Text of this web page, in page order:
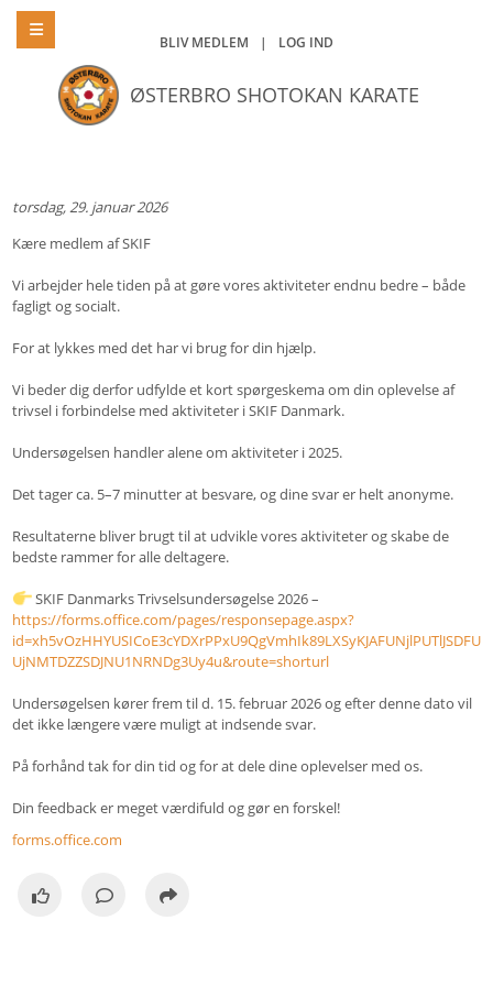
BLIV MEDLEM | LOG IND
ØSTERBRO SHOTOKAN KARATE
torsdag, 29. januar 2026
Kære medlem af SKIF
Vi arbejder hele tiden på at gøre vores aktiviteter endnu bedre – både
fagligt og socialt.
For at lykkes med det har vi brug for din hjælp.
Vi beder dig derfor udfylde et kort spørgeskema om din oplevelse af
trivsel i forbindelse med aktiviteter i SKIF Danmark.
Undersøgelsen handler alene om aktiviteter i 2025.
Det tager ca. 5–7 minutter at besvare, og dine svar er helt anonyme.
Resultaterne bliver brugt til at udvikle vores aktiviteter og skabe de
bedste rammer for alle deltagere.
SKIF Danmarks Trivselsundersøgelse 2026 –
https://forms.office.com/pages/responsepage.aspx?
id=xh5vOzHHYUSICoE3cYDXrPPxU9QgVmhIk89LXSyKJAFUNjlPUTlJSDFU
UjNMTDZZSDJNU1NRNDg3Uy4u&route=shorturl
Undersøgelsen kører frem til d. 15. februar 2026 og efter denne dato vil
det ikke længere være muligt at indsende svar.
På forhånd tak for din tid og for at dele dine oplevelser med os.
Din feedback er meget værdifuld og gør en forskel!
forms.office.com